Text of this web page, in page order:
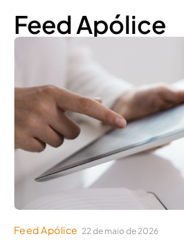
Feed Apólice
Feed Apólice 22 de maio de 2026